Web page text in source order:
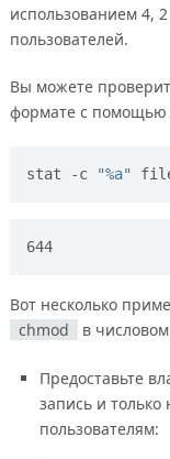
использованием 4,
пользователей.
Вы можете
формате с помощью
stat -c "%a"
644
Вот несколько
chmod
в
Предоставьте
запись и
пользователям: